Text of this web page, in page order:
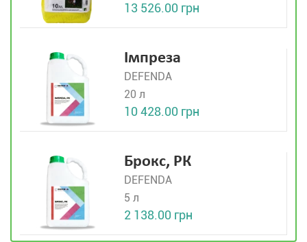
13 526.00 грн
Імпреза
DEFENDA
20 л
10 428.00 грн
Брокс, РК
DEFENDA
5 л
2 138.00 грн